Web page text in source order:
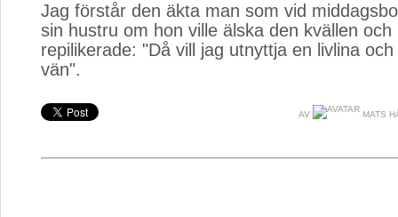
Jag förstår den äkta man som vid
sin hustru om hon ville älska den kvällen
repilikerade: "Då vill jag utnyttja en livlina
vän".
AV MATS